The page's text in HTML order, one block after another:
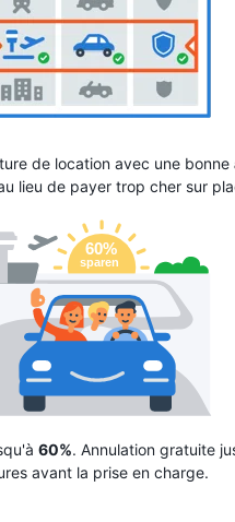
de location avec une bonne
lieu de payer trop cher sur
60%. Annulation gratuite
avant la prise en charge.